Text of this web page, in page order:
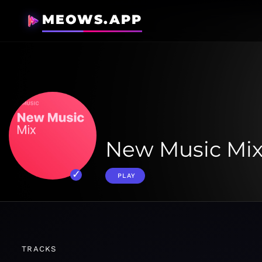
MEOWS.APP
New Music
PLAY
TRACKS